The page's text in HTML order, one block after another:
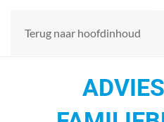
Terug naar hoofdinhoud